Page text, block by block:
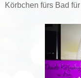
Körbchen fürs Bad